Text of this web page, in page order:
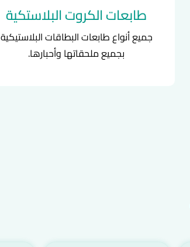
طابعات الكروت البلاستكية
جميع أنواع طابعات البطاقات البلاستيكية
بجميع ملحقاتها وأحبارها.